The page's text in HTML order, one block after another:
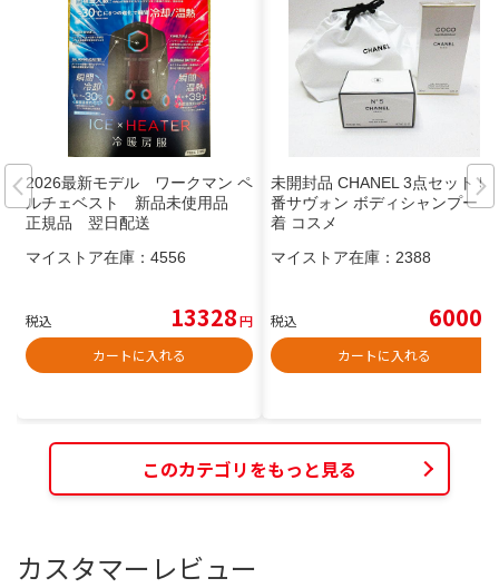
2026最新モデル ワークマン ペ
ルチェベスト 新品未使用品
正規品 翌日配送
マイストア在庫： 4556
税込 13328円
カートに入れる
未開封品 CHANEL 3点セット 5
番サヴォン ボディシャンプー 巾
着 コスメ
マイストア在庫： 2388
税込 6000
カートに入れる
このカテゴリをもっと見る
カスタマーレビュー